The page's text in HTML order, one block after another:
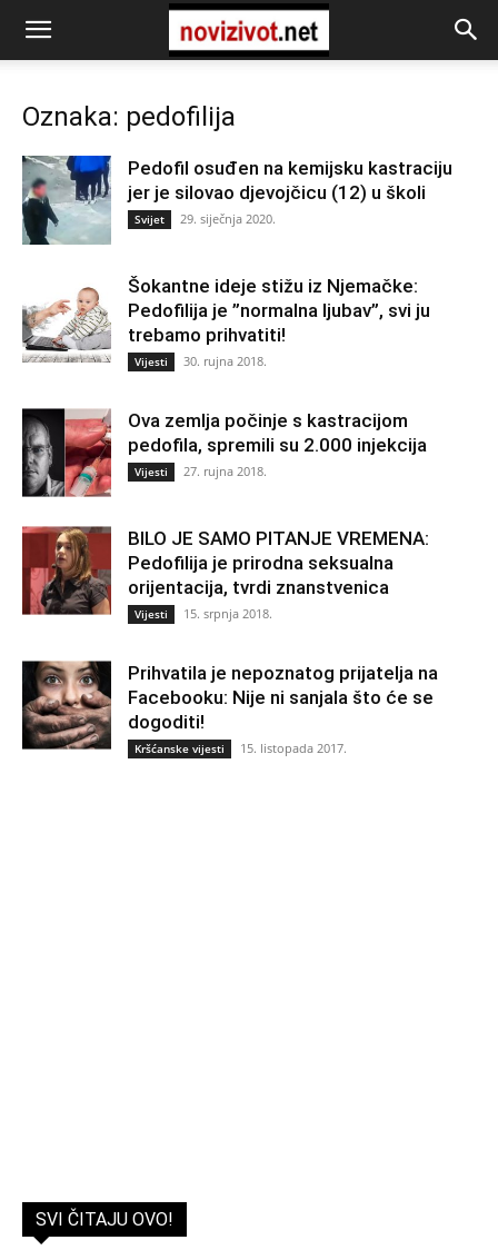
Oznaka: pedofilija
Pedofil osuđen na kemijsku kastraciju
jer je silovao djevojčicu (12) u školi
Svijet 29. siječnja 2020.
Šokantne ideje stižu iz Njemačke:
Pedofilija je ”normalna ljubav”, svi ju
trebamo prihvatiti!
Vijesti 30. rujna 2018.
Ova zemlja počinje s kastracijom
pedofila, spremili su 2.000 injekcija
Vijesti 27. rujna 2018.
BILO JE SAMO PITANJE VREMENA:
Pedofilija je prirodna seksualna
orijentacija, tvrdi znanstvenica
Vijesti 15. srpnja 2018.
Prihvatila je nepoznatog prijatelja na
Facebooku: Nije ni sanjala što će se
dogoditi!
Kršćanske vijesti 15. listopada 2017.
SVI ČITAJU OVO!